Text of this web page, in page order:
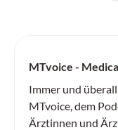
MTvoice -
Immer und
MTvoice, dem
Ärztinnen und